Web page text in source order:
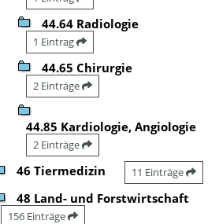
44.64 Radiologie
1 Eintrag
44.65 Chirurgie
2 Einträge
44.85 Kardiologie, Angiologie
2 Einträge
46 Tiermedizin 11 Einträge
48 Land- und Forstwirtschaft
156 Einträge